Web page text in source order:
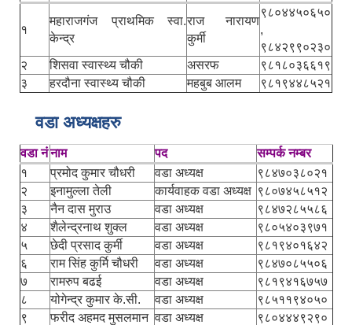
१
महाराजगंज प्राथमिक स्वा.
केन्द्र
राज नारायण
कुर्मी
९८०४४५०६५०
,
९८४२९९०२३०
२
शिसवा स्वास्थ्य चौकी असरफ
९८१८०३६६१९
३
हरदौना स्वास्थ्य चौकी महबुब आलम ९८१९४४८५२१
वडा अध्यक्षहरु
वडा नंनाम पद
सम्पर्क नम्बर
१
प्रमोद कुमार चौधरी वडा अध्यक्ष
९८४७०३८०२१
२
इनामुल्ला तेली कार्यवाहक वडा अध्यक्ष ९८०७४५८५१२
३
नैन दास मुराउ वडा अध्यक्ष
९८४७२८५५८६
४
शैलेन्द्रनाथ शुक्ल वडा अध्यक्ष
९८०५४०३९७१
५
छेदी प्रसाद कुर्मी वडा अध्यक्ष
९८१९४०१६४२
६
राम सिंह कुर्मि चौधरी वडा अध्यक्ष
९८४७०८५५०६
७
रामरुप बढई वडा अध्यक्ष
९८१९४१६७५७
८
योगेन्द्र कुमार के.सी. वडा अध्यक्ष
९८५११९४०५०
९
फरीद अहमद मुसलमान वडा अध्यक्ष
९८०४४४९२९०